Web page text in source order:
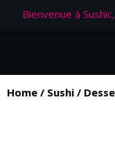
Bienvenue à
Home / Sushi /